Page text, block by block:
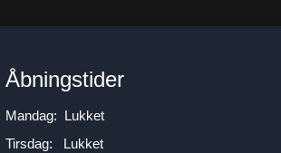
Åbningstider
Mandag: Lukket
Tirsdag: Lukket